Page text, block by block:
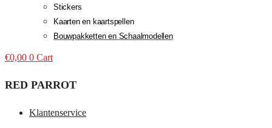
Stickers
Kaarten en kaartspellen
Bouwpakketten en Schaalmodellen
€0,00 0 Cart
RED PARROT
Klantenservice